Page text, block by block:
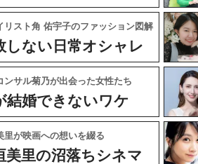
リスト角 佑宇子のファッション図解
しない日常オシャレ
ンサル菊乃が出会った女性たち
結婚できないワケ
里が映画への想いを綴る
美里の沼落ちシネマ